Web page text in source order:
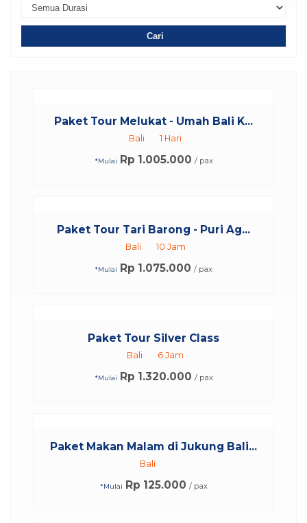
Cari
Paket Tour Melukat - Umah Bali K...
Bali 1 Hari
*Mulai Rp 1.005.000 / pax
Paket Tour Tari Barong - Puri Ag...
Bali 10 Jam
*Mulai Rp 1.075.000 / pax
Paket Tour Silver Class
Bali 6 Jam
*Mulai Rp 1.320.000 / pax
Paket Makan Malam di Jukung Bali...
Bali
*Mulai Rp 125.000 / pax